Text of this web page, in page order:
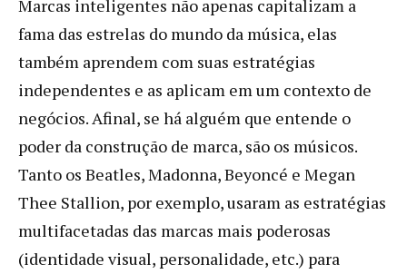
Marcas inteligentes não apenas capitalizam a
fama das estrelas do mundo da música, elas
também aprendem com suas estratégias
independentes e as aplicam em um contexto de
negócios. Afinal, se há alguém que entende o
poder da construção de marca, são os músicos.
Tanto os Beatles, Madonna, Beyoncé e Megan
Thee Stallion, por exemplo, usaram as estratégias
multifacetadas das marcas mais poderosas
(identidade visual, personalidade, etc.) para